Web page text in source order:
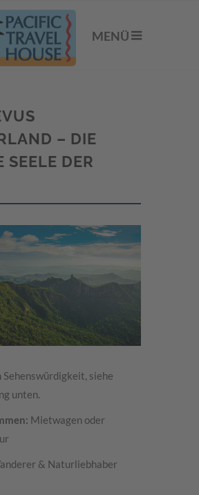
MENÜ
– DIE
SEELE DER
Sehenswürdigkeit, siehe
unten.
Mietwagen oder
& Naturliebhaber